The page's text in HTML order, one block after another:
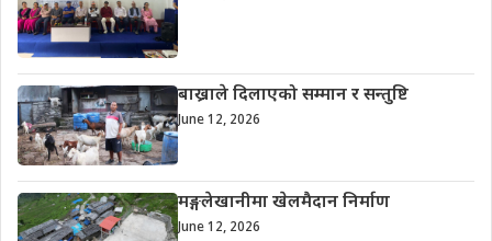
बाख्राले दिलाएको सम्मान र सन्तुष्टि
June 12, 2026
मङ्गलेखानीमा खेलमैदान निर्माण
June 12, 2026